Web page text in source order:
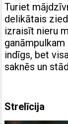
Turiet
delikātais
izraisīt nieru
indīgs, bet
saknēs un
Strelīcija